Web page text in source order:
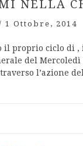
NELLA
1 Ottobre, 2014
il proprio ciclo di ,
del
l’azione